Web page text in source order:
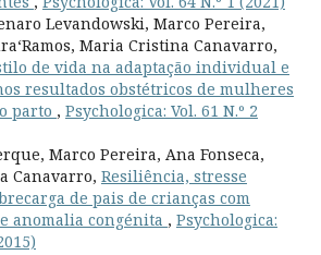
Levandowski, Marco Pereira,
Maria Cristina Canavarro,
de vida na adaptação individual e
resultados obstétricos de mulheres
parto , Psychologica: Vol. 61 N.º 2
Marco Pereira, Ana Fonseca,
Canavarro, Resiliência, stresse
de pais de crianças com
anomalia congénita , Psychologica: